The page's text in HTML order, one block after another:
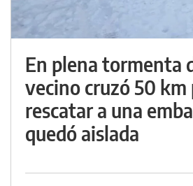
En plena tormenta
vecino cruzó 50 km
rescatar a una
quedó aislada